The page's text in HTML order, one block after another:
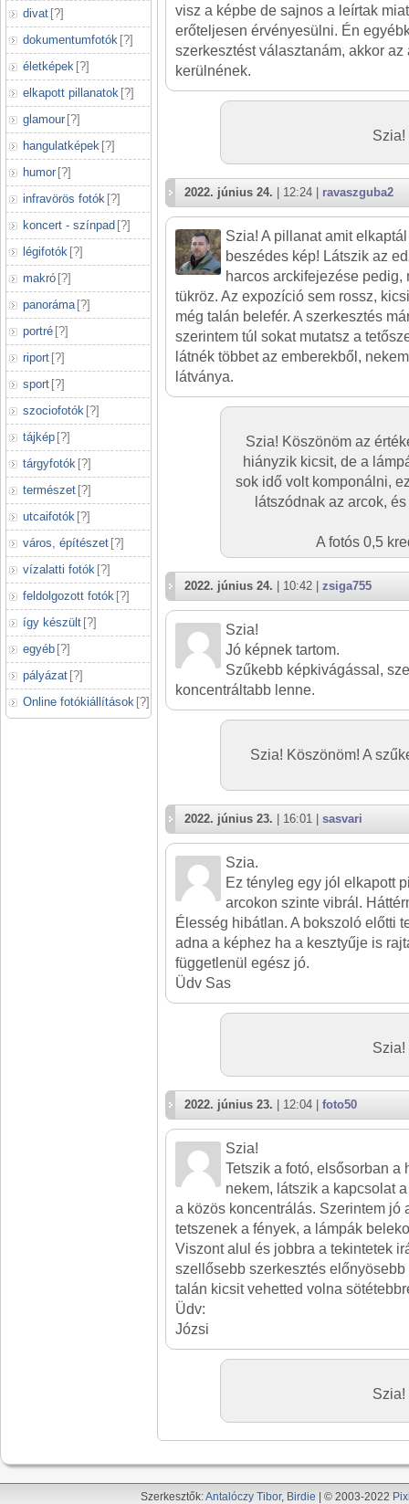
divat [?]
dokumentumfotók [?]
életképek [?]
elkapott pillanatok [?]
glamour [?]
hangulatképek [?]
humor [?]
infravörös fotók [?]
koncert - színpad [?]
légifotók [?]
makró [?]
panoráma [?]
portré [?]
riport [?]
sport [?]
szociofotók [?]
tájkép [?]
tárgyfotók [?]
természet [?]
utcaifotók [?]
város, építészet [?]
vízalatti fotók [?]
feldolgozott fotók [?]
így készült [?]
egyéb [?]
pályázat [?]
Online fotókiállítások [?]
visz a képbe de sajnos a leírtak
erőteljesen érvényesülni. Én
szerkesztést választanám, akkor
kerülnének.
Szia!
2022. június 24. | 12:24 | ravaszguba2
Szia! A pillanat amit
beszédes kép! Látszik az
harcos arckifejezése
tükröz. Az expozíció sem rossz,
még talán belefér. A szerkesztés
szerintem túl sokat mutatsz a
látnék többet az emberekből,
látványa.
Szia! Köszönöm az
hiányzik kicsit, de a
sok idő volt komponálni,
látszódnak az arcok,
A fotós 0,5
2022. június 24. | 10:42 | zsiga755
Szia!
Jó képnek tartom.
Szűkebb képkivágással,
koncentráltabb lenne.
Szia! Köszönöm! A
2022. június 23. | 16:01 | sasvari
Szia.
Ez tényleg egy jól elkapott
arcokon szinte vibrál.
Élesség hibátlan. A bokszoló előtti
adna a képhez ha a kesztyűje is
függetlenül egész jó.
Üdv Sas
Szia!
2022. június 23. | 12:04 | foto50
Szia!
Tetszik a fotó, elsősorban a
nekem, látszik a kapcsolat
a közös koncentrálás. Szerintem jó
tetszenek a fények, a lámpák
Viszont alul és jobbra a tekintetek
szellősebb szerkesztés
talán kicsit vehetted volna
Üdv:
Józsi
Szia!
Szerkesztők:Antalóczy Tibor, Birdie | © 2003-2022